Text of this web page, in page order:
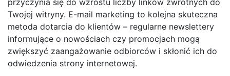
Twojej witryny. E-mail marketing to kolejna skuteczna
metoda dotarcia do klientów – regularne newslettery
informujące o nowościach czy promocjach mogą
zwiększyć zaangażowanie odbiorców i skłonić ich do
odwiedzenia strony internetowej.